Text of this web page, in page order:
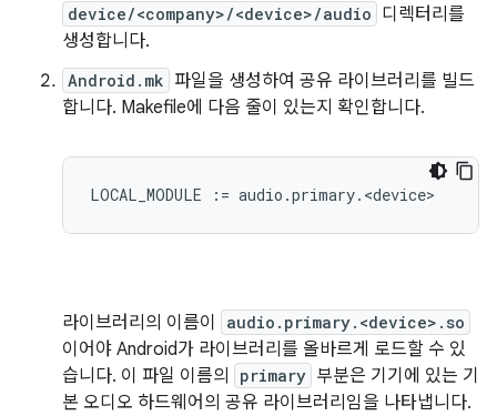
device/<company>/<device>/audio 디렉터리를
생성합니다.
Android.mk 파일을 생성하여 공유 라이브러리를 빌드
합니다. Makefile에 다음 줄이 있는지 확인합니다.
라이브러리의 이름이 audio.primary.<device>.so
이어야 Android가 라이브러리를 올바르게 로드할 수 있
습니다. 이 파일 이름의
primary 부분은 기기에 있는 기
본 오디오 하드웨어의 공유 라이브러리임을 나타냅니다.